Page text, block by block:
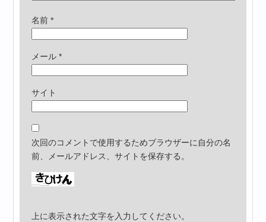
名前*
メール*
サイト
次回のコメントで使用するためブラウザーに自分の名
前、メールアドレス、サイトを保存する。
上に表示された文字を入力してください。